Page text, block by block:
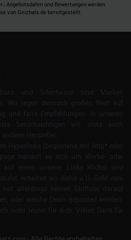
, Angebotsdaten und Bewertungen werden
von Geizhals.de bereitgestellt.